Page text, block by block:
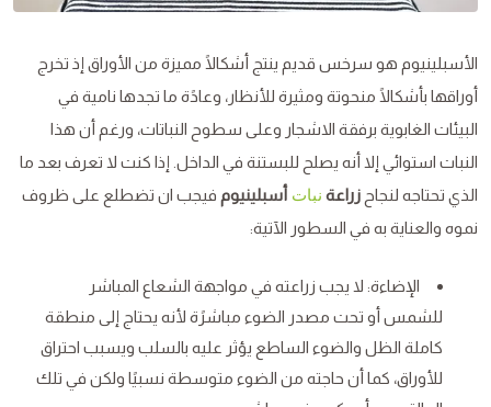
الأسبلينيوم هو سرخس قديم ينتج أشكالًا مميزة من الأوراق إذ تخرج
أوراقها بأشكالًا منحوتة ومثيرة للأنظار، وعادًة ما تجدها نامية في
البيئات الغابوية برفقة الاشجار وعلى سطوح النباتات، ورغم أن هذا
النبات استوائي إلا أنه يصلح للبستنة في الداخل. إذا كنت لا تعرف بعد ما
الذي تحتاجه لنجاح زراعة نبات أسبلينيوم فيجب ان تضطلع على ظروف
نموه والعناية به في السطور الآتية:
الإضاءة: لا يجب زراعته في مواجهة الشعاع المباشر
للشمس أو تحت مصدر الضوء مباشرًة لأنه يحتاج إلى منطقة
كاملة الظل والضوء الساطع يؤثر عليه بالسلب ويسبب احتراق
للأوراق، كما أن حاجته من الضوء متوسطة نسبيًا ولكن في تلك